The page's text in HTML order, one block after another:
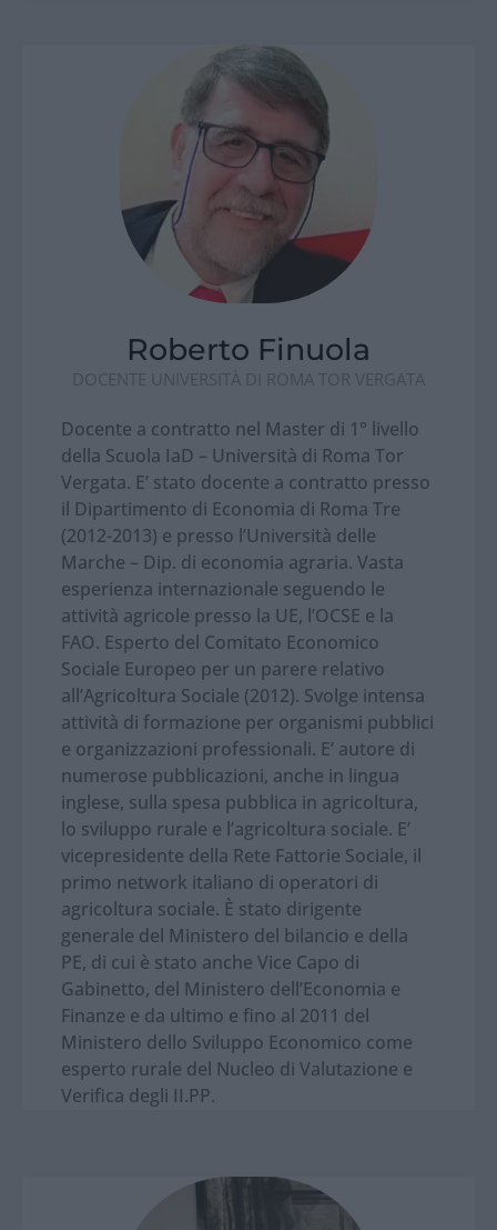
Roberto Finuola
DOCENTE UNIVERSITÀ DI ROMA TOR VERGATA
Docente a contratto nel Master di 1° livello
della Scuola IaD – Università di Roma Tor
Vergata. E’ stato docente a contratto presso
il Dipartimento di Economia di Roma Tre
(2012-2013) e presso l’Università delle
Marche – Dip. di economia agraria. Vasta
esperienza internazionale seguendo le
attività agricole presso la UE, l’OCSE e la
FAO. Esperto del Comitato Economico
Sociale Europeo per un parere relativo
all’Agricoltura Sociale (2012). Svolge intensa
attività di formazione per organismi pubblici
e organizzazioni professionali. E’ autore di
numerose pubblicazioni, anche in lingua
inglese, sulla spesa pubblica in agricoltura,
lo sviluppo rurale e l’agricoltura sociale. E’
vicepresidente della Rete Fattorie Sociale, il
primo network italiano di operatori di
agricoltura sociale. È stato dirigente
generale del Ministero del bilancio e della
PE, di cui è stato anche Vice Capo di
Gabinetto, del Ministero dell’Economia e
Finanze e da ultimo e fino al 2011 del
Ministero dello Sviluppo Economico come
esperto rurale del Nucleo di Valutazione e
Verifica degli II.PP.